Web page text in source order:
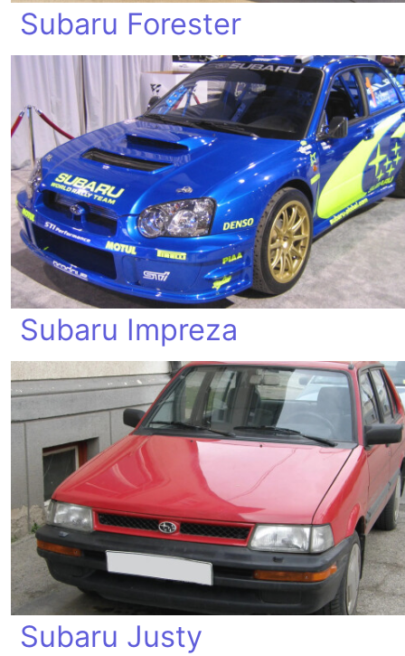
Subaru Forester
Subaru Impreza
Subaru Justy